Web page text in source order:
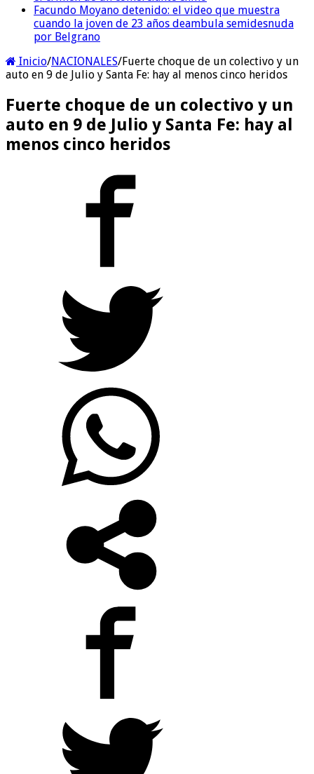
Facundo Moyano detenido: el video que muestra
cuando la joven de 23 años deambula semidesnuda
por Belgrano
Inicio/NACIONALES/Fuerte choque de un colectivo y un
auto en 9 de Julio y Santa Fe: hay al menos cinco heridos
Fuerte choque de un colectivo y un
auto en 9 de Julio y Santa Fe: hay al
menos cinco heridos